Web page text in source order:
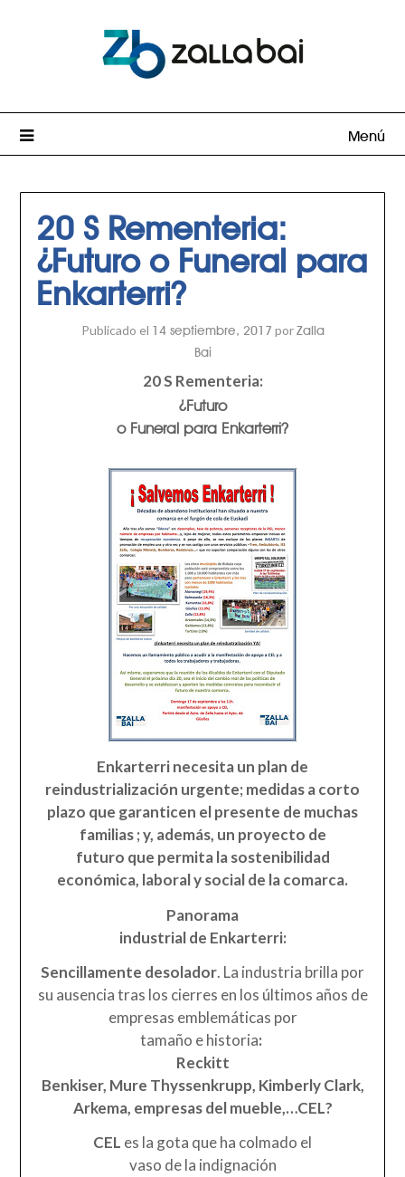
Menú
20 S Rementeria:
¿Futuro o Funeral para
Enkarterri?
Publicado el 14 septiembre, 2017 por Zalla
Bai
20 S Rementeria:
¿Futuro
o Funeral para Enkarterri?
Enkarterrinecesita un plan de
reindustrialización urgente; medidas a corto
plazo que garanticen el presente de muchas
familias ; y, además, un proyecto de
futuro que permita la sostenibilidad
económica, laboral y social de la comarca.
Panorama
industrial de Enkarterri:
Sencillamente desolador. La industria brilla por
su ausencia tras los cierres en los últimos años de
empresas emblemáticas por
tamaño e historia:
Reckitt
Benkiser, Mure Thyssenkrupp, Kimberly Clark,
Arkema, empresas del mueble,…CEL?
CEL es la gota que ha colmado el
vaso de la indignación